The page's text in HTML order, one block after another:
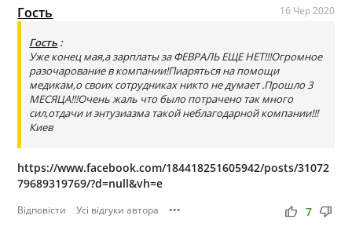
Гость 16 Чер 2020
Гость :
Уже конец мая,а зарплаты за ФЕВРАЛЬ ЕЩЕ НЕТ!!!Огромное
разочарование в компании!Пиаряться на помощи
медикам,о своих сотрудниках никто не думает .Прошло 3
МЕСЯЦА!!!Очень жаль что было потрачено так много
сил,отдачи и энтузиазма такой неблагодарной компании!!!
Киев
https://www.facebook.com/184418251605942/posts/31072
79689319769/?d=null&vh=e
Відповісти Усі відгуки автора ••• thumb_up thumb_down
7